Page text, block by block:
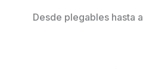
Desde plegables hasta